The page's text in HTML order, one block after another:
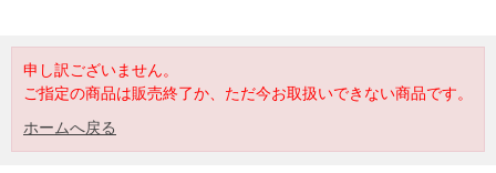
申し訳ございません。
ご指定の商品は販売終了か、ただ今お取扱いできない商品です。
ホームへ戻る